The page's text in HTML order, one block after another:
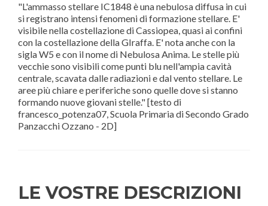
"L'ammasso stellare IC1848 è una nebulosa diffusa in cui
si registrano intensi fenomeni di formazione stellare. E'
visibile nella costellazione di Cassiopea, quasi ai confini
con la costellazione della GIraffa. E' nota anche con la
sigla W5 e con il nome di Nebulosa Anima. Le stelle più
vecchie sono visibili come punti blu nell'ampia cavità
centrale, scavata dalle radiazioni e dal vento stellare. Le
aree più chiare e periferiche sono quelle dove si stanno
formando nuove giovani stelle." [testo di
francesco_potenza07, Scuola Primaria di Secondo Grado
Panzacchi Ozzano - 2D]
LE VOSTRE DESCRIZIONI